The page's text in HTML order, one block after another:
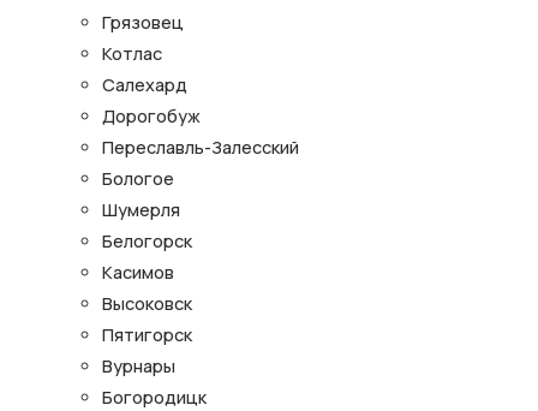
Грязовец
Котлас
Салехард
Дорогобуж
Переславль-Залесский
Бологое
Шумерля
Белогорск
Касимов
Высоковск
Пятигорск
Вурнары
Богородицк